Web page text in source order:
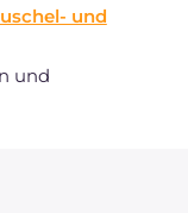
und
und